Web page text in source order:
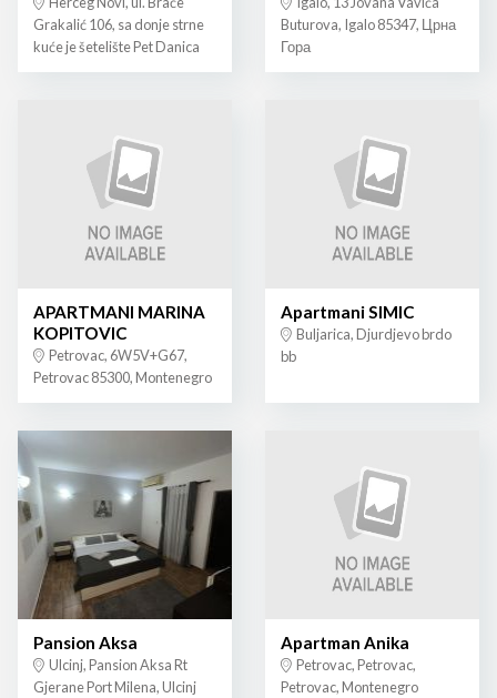
Grakalić 106, sa donje strne
kuće je šetelište Pet Danica
Buturova, Igalo 85347, Црна
Гора
APARTMANI MARINA
KOPITOVIC
Petrovac, 6W5V+G67,
Petrovac 85300, Montenegro
Apartmani SIMIC
Buljarica, Djurdjevo brdo
bb
Pansion Aksa
Ulcinj, Pansion Aksa Rt
Gjerane Port Milena, Ulcinj
Apartman Anika
Petrovac, Petrovac,
Petrovac, Montenegro